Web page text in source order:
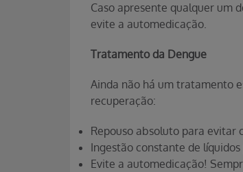
Caso apresente qualquer um
evite a automedicação.
Tratamento da Dengue
Ainda não há um tratamento
recuperação:
Repouso absoluto para evitar
Ingestão constante de
Evite a automedicação!